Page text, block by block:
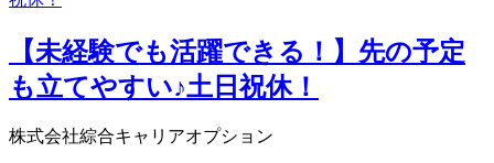
【未経験でも活躍できる！】先の予定
も立てやすい♪土日祝休！
株式会社綜合キャリアオプション